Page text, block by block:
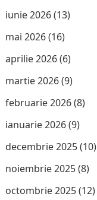
iunie 2026(13)
mai 2026(16)
aprilie 2026(6)
martie 2026(9)
februarie 2026(8)
ianuarie 2026(9)
decembrie 2025(10)
noiembrie 2025(8)
octombrie 2025(12)